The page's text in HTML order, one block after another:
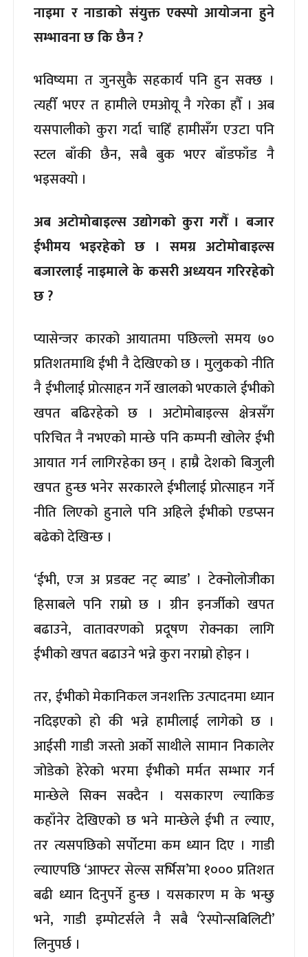
नाइमा र नाडाको संयुक्त एक्स्पो आयोजना हुने
सम्भावना छ कि छैन ?
भविष्यमा त जुनसुकै सहकार्य पनि हुन सक्छ ।
त्यहीँ भएर त हामीले एमओयू नै गरेका हौँ । अब
यसपालीको कुरा गर्दा चाहिँ हामीसँग एउटा पनि
स्टल बाँकी छैन, सबै बुक भएर बाँडफाँड नै
भइसक्यो ।
अब अटोमोबाइल्स उद्योगको कुरा गरौँ । बजार
ईभीमय भइरहेको छ । समग्र अटोमोबाइल्स
बजारलाई नाइमाले के कसरी अध्ययन गरिरहेको
छ ?
प्यासेन्जर कारको आयातमा पछिल्लो समय ७०
प्रतिशतमाथि ईभी नै देखिएको छ । मुलुकको नीति
नै ईभीलाई प्रोत्साहन गर्ने खालको भएकाले ईभीको
खपत बढिरहेको छ । अटोमोबाइल्स क्षेत्रसँग
परिचित नै नभएको मान्छे पनि कम्पनी खोलेर ईभी
आयात गर्न लागिरहेका छन् । हाम्रै देशको बिजुली
खपत हुन्छ भनेर सरकारले ईभीलाई प्रोत्साहन गर्ने
नीति लिएको हुनाले पनि अहिले ईभीको एडप्सन
बढेको देखिन्छ ।
‘ईभी, एज अ प्रडक्ट नट् ब्याड’ । टेक्नोलोजीका
हिसाबले पनि राम्रो छ । ग्रीन इनर्जीको खपत
बढाउने, वातावरणको प्रदूषण रोक्नका लागि
ईभीको खपत बढाउने भन्ने कुरा नराम्रो होइन ।
तर, ईभीको मेकानिकल जनशक्ति उत्पादनमा ध्यान
नदिइएको हो की भन्ने हामीलाई लागेको छ ।
आईसी गाडी जस्तो अर्को साथीले सामान निकालेर
जोडेको हेरेको भरमा ईभीको मर्मत सम्भार गर्न
मान्छेले सिक्न सक्दैन । यसकारण ल्याकिङ
कहाँनेर देखिएको छ भने मान्छेले ईभी त ल्याए,
तर त्यसपछिको सर्पोटमा कम ध्यान दिए । गाडी
ल्याएपछि ‘आफ्टर सेल्स सर्भिस’मा १००० प्रतिशत
बढी ध्यान दिनुपर्ने हुन्छ । यसकारण म के भन्छु
भने, गाडी इम्पोटर्सले नै सबै ‘रेस्पोन्सबिलिटी’
लिनुपर्छ ।